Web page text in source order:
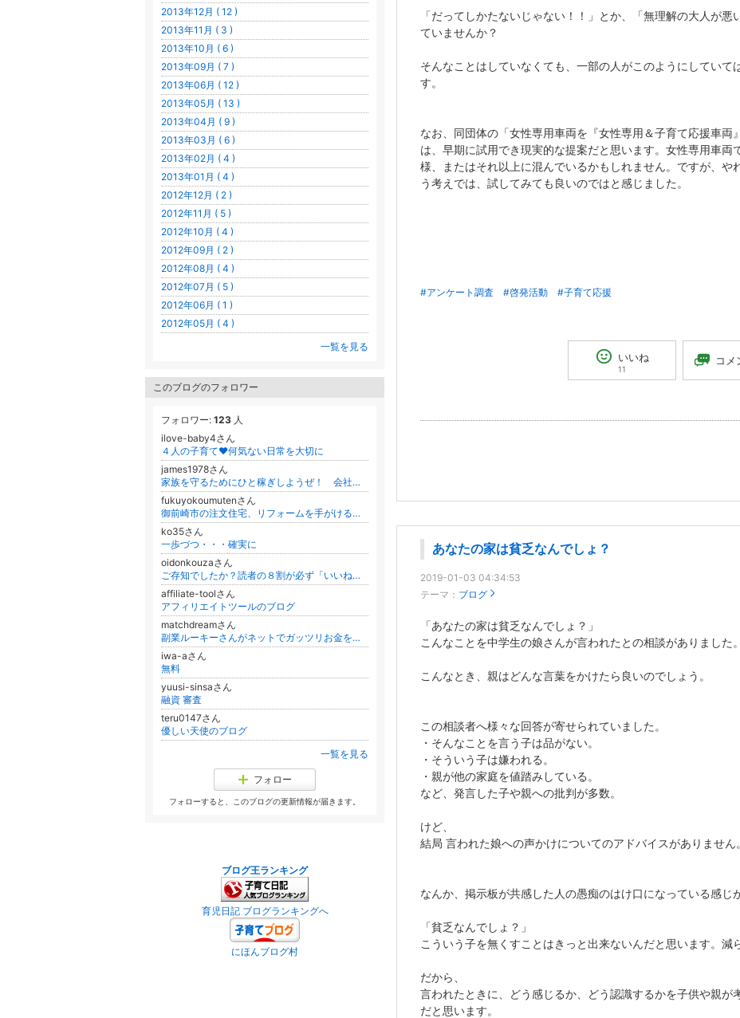
「だってしかたないじゃない！！」とか、「無理解の大人が悪
ていませんか？
そんなことはしていなくても、一部の人がこのようにしていて
す。
なお、同団体の「女性専用車両を『女性専用＆子育て応援車両
は、早期に試用でき現実的な提案だと思います。女性専用車両
様、またはそれ以上に混んでいるかもしれません。ですが、や
う考えでは、試してみても良いのではと感じました。
#アンケート調査 #啓発活動 #子育て応援
いいね
11
コメ
あなたの家は貧乏なんでしょ？
2019-01-03 04:34:53
テーマ： ブログ
「あなたの家は貧乏なんでしょ？」
こんなことを中学生の娘さんが言われたとの相談がありました。
こんなとき、親はどんな言葉をかけたら良いのでしょう。
この相談者へ様々な回答が寄せられていました。
・そんなことを言う子は品がない。
・そういう子は嫌われる。
・親が他の家庭を値踏みしている。
など、発言した子や親への批判が多数。
けど、
結局 言われた娘への声かけについてのアドバイスがありません。
なんか、掲示板が共感した人の愚痴のはけ口になっている感じ
「貧乏なんでしょ？」
こういう子を無くすことはきっと出来ないんだと思います。減
だから、
言われたときに、どう感じるか、どう認識するかを子供や親が
だと思います。
2013年12月 ( 12 )
2013年11月 ( 3 )
2013年10月 ( 6 )
2013年09月 ( 7 )
2013年06月 ( 12 )
2013年05月 ( 13 )
2013年04月 ( 9 )
2013年03月 ( 6 )
2013年02月 ( 4 )
2013年01月 ( 4 )
2012年12月 ( 2 )
2012年11月 ( 5 )
2012年10月 ( 4 )
2012年09月 ( 2 )
2012年08月 ( 4 )
2012年07月 ( 5 )
2012年06月 ( 1 )
2012年05月 ( 4 )
一覧を見る
このブログのフォロワー
フォロワー: 123 人
ilove-baby4さん
４人の子育て♥何気ない日常を大切に
james1978さん
家族を守るためにひと稼ぎしようぜ！ 会社員から独立した一人のパパのとある物語
fukuyokoumutenさん
御前崎市の注文住宅、リフォームを手がける「福代工務店」
ko35さん
一歩づつ・・・確実に
oidonkouzaさん
ご存知でしたか？読者の８割が必ず「いいね」する奇跡のブログのことを！そのタイトルは「言葉のチカラで心に灯をともす記事物語」
affiliate-toolさん
アフィリエイトツールのブログ
matchdreamさん
副業ルーキーさんがネットでガッツリお金を稼ぐブログ
iwa-aさん
無料
yuusi-sinsaさん
融資 審査
teru0147さん
優しい天使のブログ
一覧を見る
フォロー
フォローすると、このブログの更新情報が届きます。
ブログ王ランキング
育児日記 ブログランキングへ
にほんブログ村